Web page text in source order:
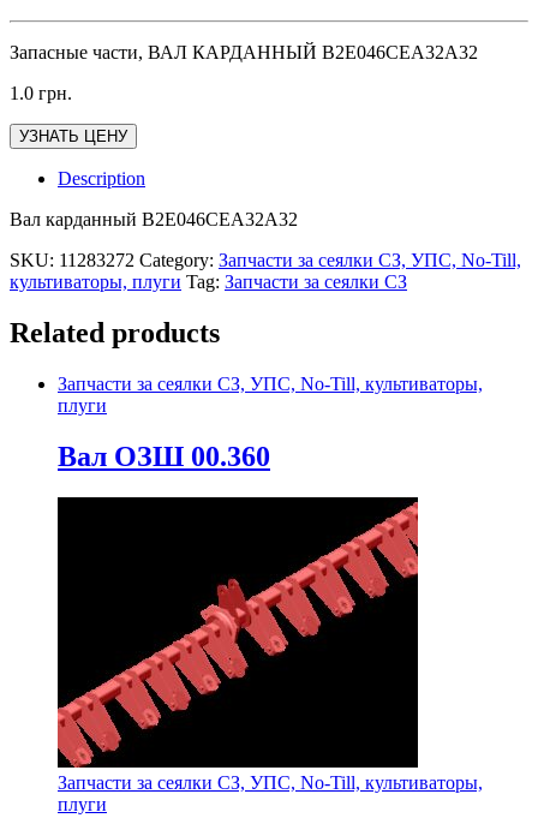
Запасные части, ВАЛ КАРДАННЫЙ В2Е046СЕА32А32
1.0 грн.
УЗНАТЬ ЦЕНУ
Description
Вал карданный В2Е046СЕА32А32
SKU: 11283272 Category: Запчасти за сеялки СЗ, УПС, No-Till,
культиваторы, плуги Tag: Запчасти за сеялки СЗ
Related products
Запчасти за сеялки СЗ, УПС, No-Till, культиваторы,
плуги
Вал ОЗШ 00.360
Запчасти за сеялки СЗ, УПС, No-Till, культиваторы,
плуги